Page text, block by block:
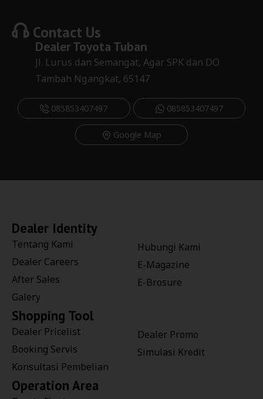
Contact Us
DealerToyota Tuban
Jl. Lurus dan Semangat, Agar SPK dan DO
Tambah Ngangkat, 65147
085853407497 085853407497
Google Map
Dealer Identity
Tentang Kami
Dealer Careers
After Sales
Galery
Hubungi Kami
E-Magazine
E-Brosure
Shopping Tool
Dealer Pricelist
Booking Servis
Konsultasi Pembelian
Dealer Promo
Simulasi Kredit
Operation Area